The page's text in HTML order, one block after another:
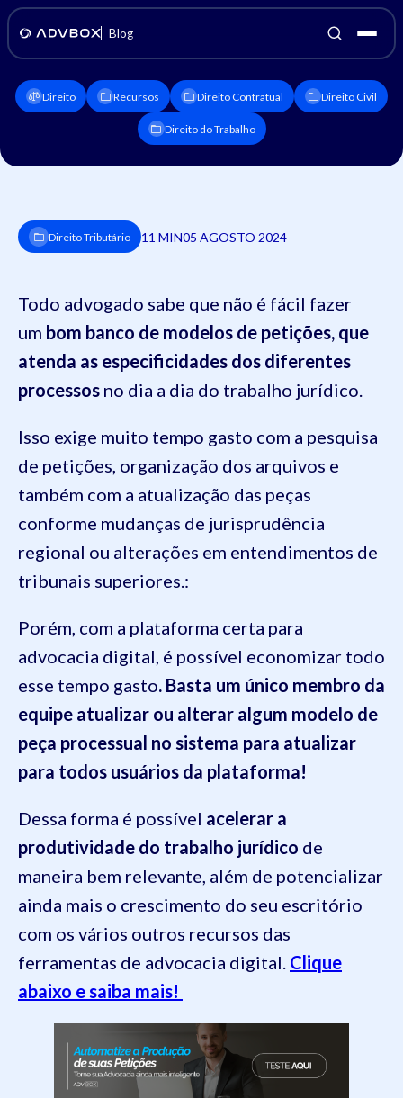
Blog
Direito Recursos Direito Contratual Direito Civil
Direito do Trabalho
Direito Tributário 11 MIN05 AGOSTO 2024
Todo advogado sabe que não é fácil fazer
um bom banco de modelos de petições, que
atenda as especificidades dos diferentes
processos no dia a dia do trabalho jurídico.
Isso exige muito tempo gasto com a pesquisa
de petições, organização dos arquivos e
também com a atualização das peças
conforme mudanças de jurisprudência
regional ou alterações em entendimentos de
tribunais superiores.:
Porém, com a plataforma certa para
advocacia digital, é possível economizar todo
esse tempo gasto. Basta um único membro da
equipe atualizar ou alterar algum modelo de
peça processual no sistema para atualizar
para todos usuários da plataforma!
Dessa forma é possível acelerar a
produtividade do trabalho jurídico de
maneira bem relevante, além de potencializar
ainda mais o crescimento do seu escritório
com os vários outros recursos das
ferramentas de advocacia digital. Clique
abaixo e saiba mais!